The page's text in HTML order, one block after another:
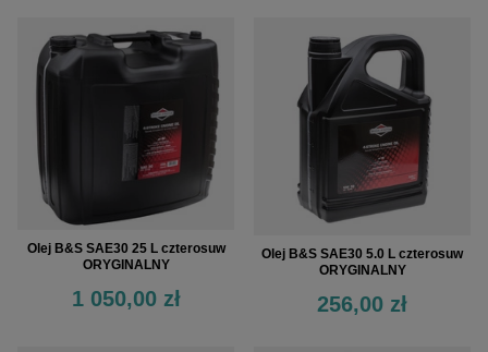
Olej B&S SAE30 25 L czterosuw
ORYGINALNY
1 050,00 zł
Olej B&S SAE30 5.0 L czterosuw
ORYGINALNY
256,00 zł